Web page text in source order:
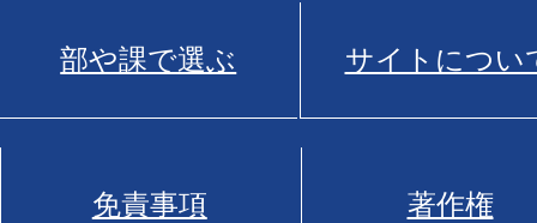
部や課で選ぶ サイトについ
免責事項 著作権